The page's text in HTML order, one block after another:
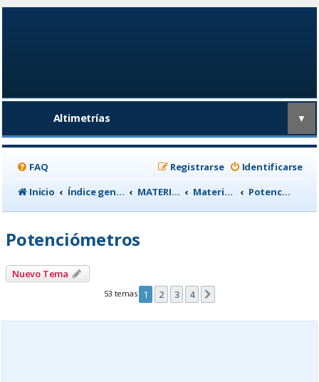
Altimetrías ▼
FAQ Identificarse
Registrarse
Inicio
Índice general MATERIAL CICLISTA Material para Entrenamiento Potenciómetros
Potenciómetros
Nuevo Tema
53 temas 1 2 3 4